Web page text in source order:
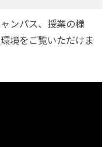
ンパス、授業の様
境をご覧いただけま